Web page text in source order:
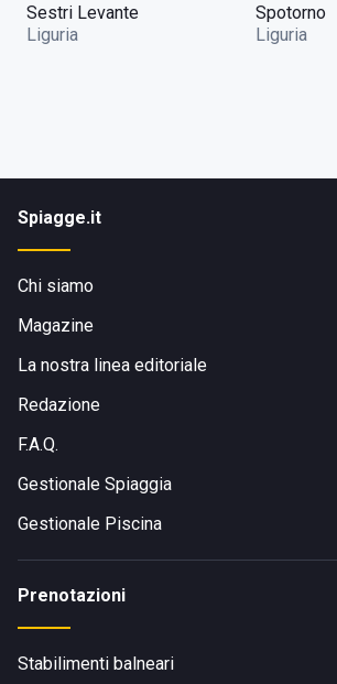
Sestri Levante
Liguria
Spotorno
Liguria
Spiagge.it
Chi siamo
Magazine
La nostra linea editoriale
Redazione
F.A.Q.
Gestionale Spiaggia
Gestionale Piscina
Prenotazioni
Stabilimenti balneari